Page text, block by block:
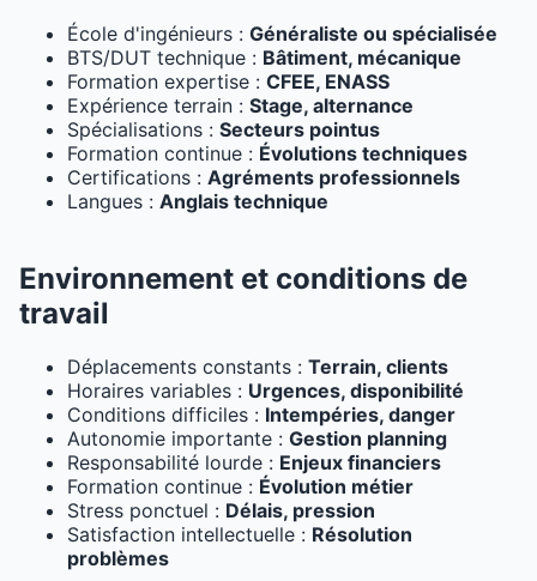
École d'ingénieurs : Généraliste ou spécialisée
BTS/DUT technique : Bâtiment, mécanique
Formation expertise : CFEE, ENASS
Expérience terrain : Stage, alternance
Spécialisations : Secteurs pointus
Formation continue : Évolutions techniques
Certifications : Agréments professionnels
Langues : Anglais technique
Environnement et conditions de
travail
Déplacements constants : Terrain, clients
Horaires variables : Urgences, disponibilité
Conditions difficiles : Intempéries, danger
Autonomie importante : Gestion planning
Responsabilité lourde : Enjeux financiers
Formation continue : Évolution métier
Stress ponctuel : Délais, pression
Satisfaction intellectuelle : Résolution
problèmes